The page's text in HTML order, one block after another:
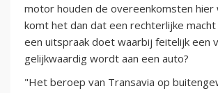
motor houden de overeenkomsten hier
komt het dan dat een rechterlijke macht
een uitspraak doet waarbij feitelijk een
gelijkwaardig wordt aan een auto?
"Het beroep van Transavia op